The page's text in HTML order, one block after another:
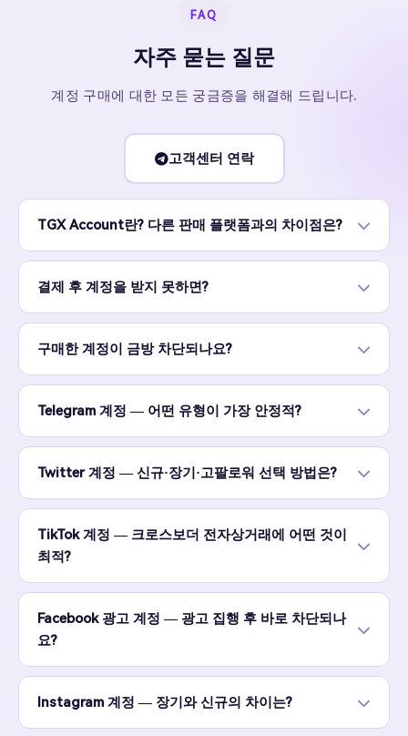
FAQ
자주 묻는 질문
계정 구매에 대한 모든 궁금증을 해결해 드립니다.
고객센터 연락
TGX Account란? 다른 판매 플랫폼과의 차이점은?
결제 후 계정을 받지 못하면?
구매한 계정이 금방 차단되나요?
Telegram 계정 — 어떤 유형이 가장 안정적?
Twitter 계정 — 신규·장기·고팔로워 선택 방법은?
TikTok 계정 — 크로스보더 전자상거래에 어떤 것이
최적?
Facebook 광고 계정 — 광고 집행 후 바로 차단되나
요?
Instagram 계정 — 장기와 신규의 차이는?